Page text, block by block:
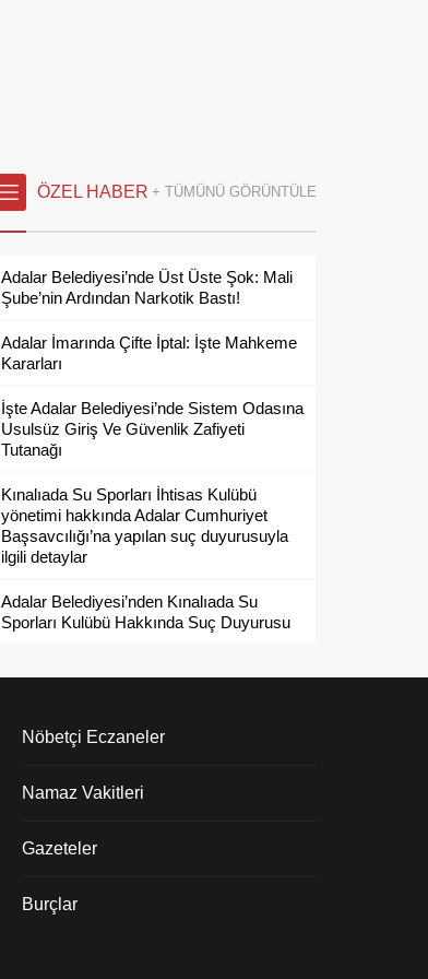
ÖZEL HABER + TÜMÜNÜ GÖRÜNTÜLE
Adalar Belediyesi’nde Üst Üste Şok: Mali
Şube’nin Ardından Narkotik Bastı!
Adalar İmarında Çifte İptal: İşte Mahkeme
Kararları
İşte Adalar Belediyesi’nde Sistem Odasına
Usulsüz Giriş Ve Güvenlik Zafiyeti
Tutanağı
Kınalıada Su Sporları İhtisas Kulübü
yönetimi hakkında Adalar Cumhuriyet
Başsavcılığı’na yapılan suç duyurusuyla
ilgili detaylar
Adalar Belediyesi’nden Kınalıada Su
Sporları Kulübü Hakkında Suç Duyurusu
Nöbetçi Eczaneler
Namaz Vakitleri
Gazeteler
Burçlar